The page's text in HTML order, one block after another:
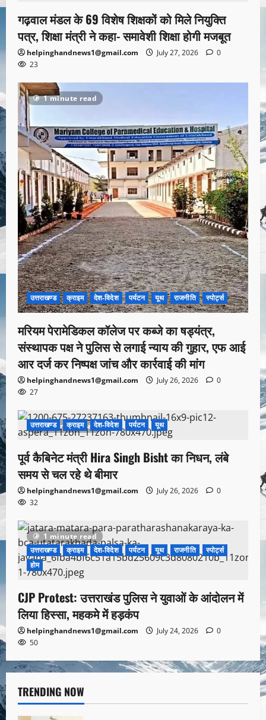
गढ़वाल मंडल के 69 विशेष शिक्षकों को मिले नियुक्ति
पत्र, शिक्षा मंत्री ने कहा- समावेशी शिक्षा होगी मजबूत
helpinghandnews1@gmail.com July 27, 2026
0
23
1 minute read
उत्तराखण्ड क्राइम देश-विदेश पर्यटन यूथ राजनीति स्पोर्ट्स
मरियम पेरामेडिकल कॉलेज पर कब्जे का षड्यंत्र,
संस्थापक पक्ष ने पुलिस से लगाई न्याय की गुहार, एफ आई
आर दर्ज कर निष्पक्ष जांच और कार्रवाई की मांग
helpinghandnews1@gmail.com July 26, 2026
0
27
1 minute read
उत्तराखण्ड क्राइम देश-विदेश पर्यटन यूथ
पूर्व कैबिनेट मंत्री Hira Singh Bisht का निधन, लंबे
समय से चल रहे थे बीमार
helpinghandnews1@gmail.com July 26, 2026
0
32
1 minute read
उत्तराखण्ड
क्राइम देश-विदेश पर्यटन यूथ राजनीति
स्पोर्ट्स
होम
CJP Protest: उत्तराखंड पुलिस ने युवाओं के आंदोलन में
लिया हिस्सा, महकमे में हड़कंप
helpinghandnews1@gmail.com July 24, 2026
0
50
TRENDING NOW